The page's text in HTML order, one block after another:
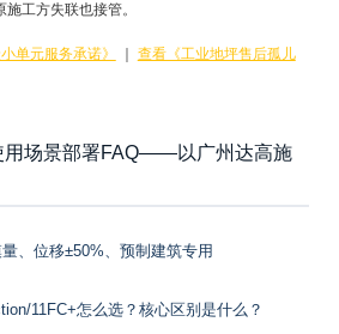
工方失联也接管。
单元服务承诺》
查看《工业地坪售后孤儿
用场景部署FAQ——以广州达高施
、位移±50%、预制建筑专用
11FC+怎么选？核心区别是什么？